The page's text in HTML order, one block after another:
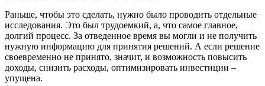
Раньше, чтобы это сделать, нужно было проводить отдельные
исследования. Это был трудоемкий, а, что самое главное,
долгий процесс. За отведенное время вы могли и не получить
нужную информацию для принятия решений. А если решение
своевременно не принято, значит, и возможность повысить
доходы, снизить расходы, оптимизировать инвестиции –
упущена.